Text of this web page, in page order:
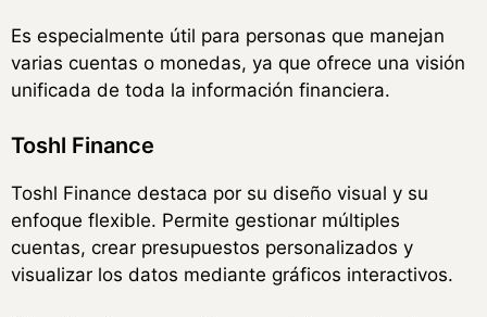
Es especialmente útil para personas que manejan
varias cuentas o monedas, ya que ofrece una visión
unificada de toda la información financiera.
Toshl Finance
Toshl Finance destaca por su diseño visual y su
enfoque flexible. Permite gestionar múltiples
cuentas, crear presupuestos personalizados y
visualizar los datos mediante gráficos interactivos.